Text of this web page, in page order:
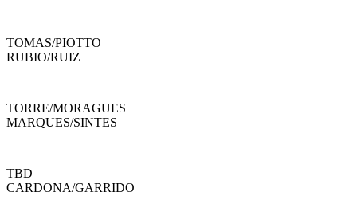
TOMAS/PIOTTO
RUBIO/RUIZ
TORRE/MORAGUES
MARQUES/SINTES
TBD
CARDONA/GARRIDO